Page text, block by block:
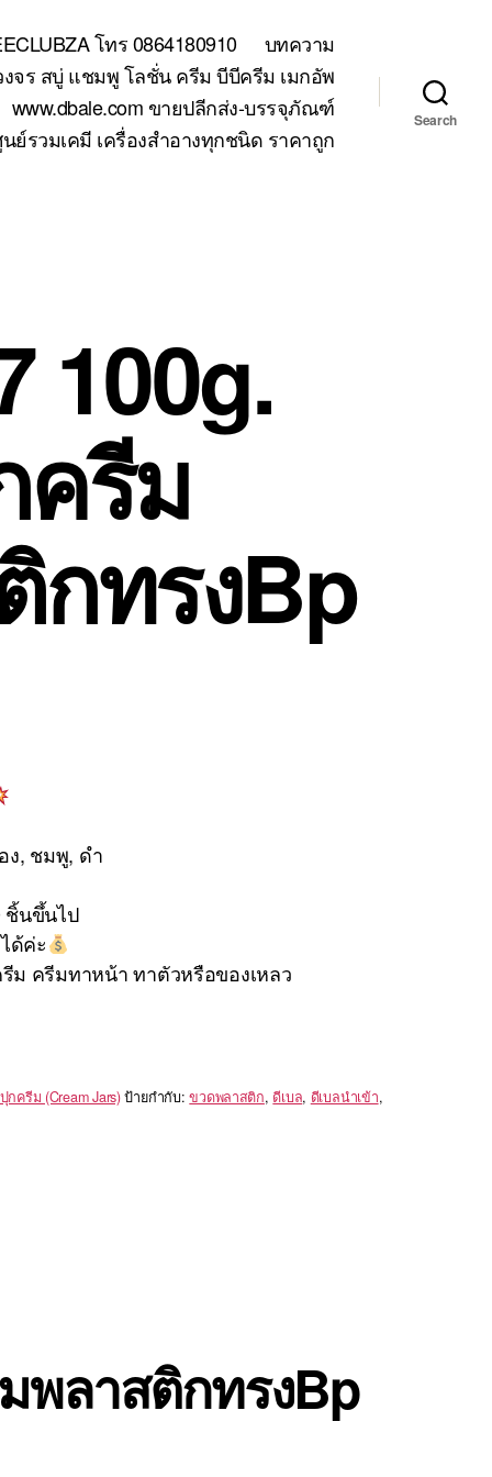
โทร 0864180910
บทความ
งจร สบู่ แชมพู โลชั่น ครีม บีบีครีม เมกอัพ
www.dbale.com ขายปลีกส่ง-บรรจุภัณฑ์
รวมเคมี เครื่องสำอางทุกชนิด ราคาถูก
Search
100g.
ครีม
กทรงBp
ง, ชมพู, ดำ
ชิ้นขึ้นไป
ด้ค่ะ
ม ครีมทาหน้า ทาตัวหรือของเหลว
กครีม (Cream Jars) ป้ายกำกับ:ขวดพลาสติก,ดีเบล, ดีเบลนำเข้า,
พลาสติกทรงBp